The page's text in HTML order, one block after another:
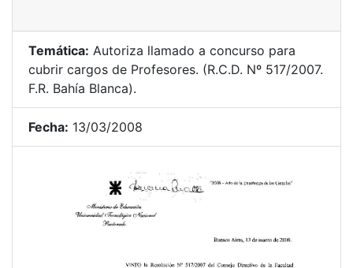
Temática: Autoriza llamado a concurso para
cubrir cargos de Profesores. (R.C.D. Nº 517/2007.
F.R. Bahía Blanca).
Fecha: 13/03/2008